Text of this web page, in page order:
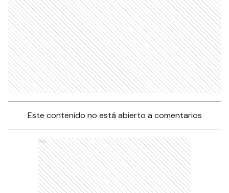
Este contenido no está abierto a comentarios
Ads